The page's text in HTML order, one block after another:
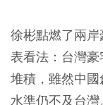
徐彬點燃了兩
表看法：台灣
堆積，雖然中
水準仍不及台灣